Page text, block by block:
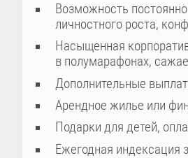
Возможность
личностного роста,
Насыщенная
в полумарафонах,
Дополнительные
Арендное жилье или
Подарки для детей,
Ежегодная индексация